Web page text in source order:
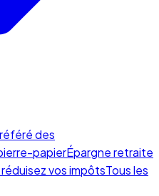
des
papierÉpargne retraite
vos impôtsTous les